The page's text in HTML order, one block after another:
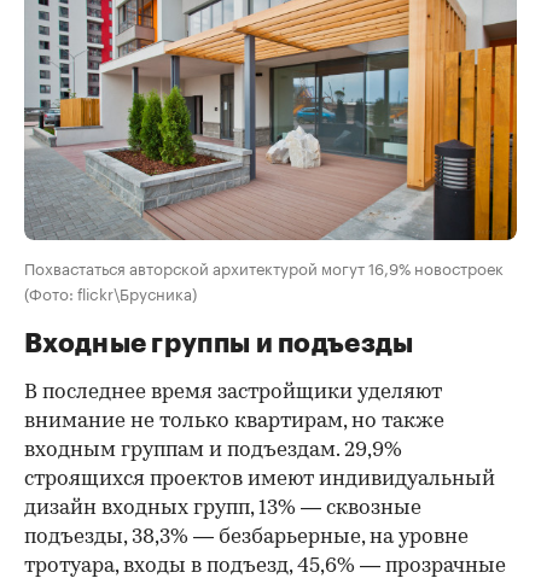
Похвастаться авторской архитектурой могут 16,9% новостроек
(Фото: flickr\Брусника)
Входные группы и подъезды
В последнее время застройщики уделяют
внимание не только квартирам, но также
входным группам и подъездам. 29,9%
строящихся проектов имеют индивидуальный
дизайн входных групп, 13% — сквозные
подъезды, 38,3% — безбарьерные, на уровне
тротуара, входы в подъезд, 45,6% — прозрачные